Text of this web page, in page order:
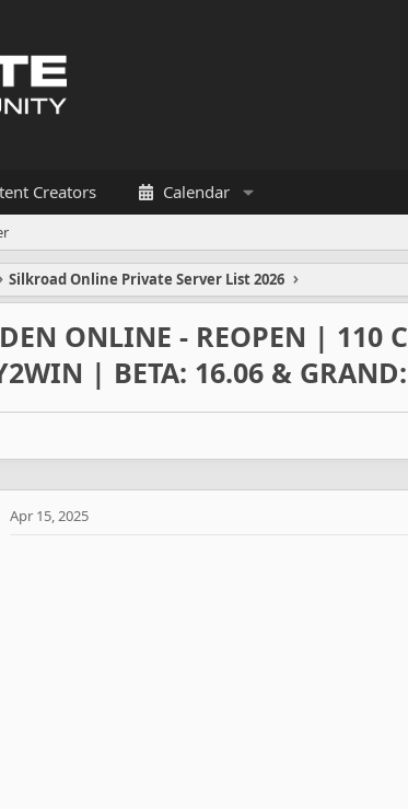
Creators Calendar
Silkroad Online Private Server List 2026
ONLINE - REOPEN | 110
| BETA: 16.06 &
Apr 15, 2025